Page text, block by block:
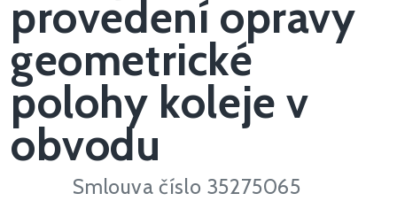
provedení opravy
geometrické
polohy koleje v
obvodu
Smlouva číslo 35275065